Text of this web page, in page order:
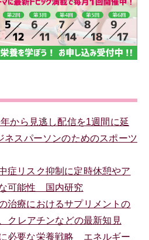
から見逃し配信を1週間に延
ネスパーソンのためのスポーツ
症リスク抑制に定時休憩やア
可能性 国内研究
治療におけるサプリメントの
レアチンなどの最新知見
必要な栄養戦略 エネルギー